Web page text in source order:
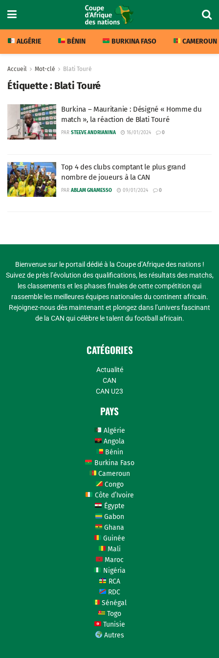
ALGÉRIE BÉNIN BURKINA FASO CAMEROUN
Accueil Mot-clé Blati Touré
Étiquette : Blati Touré
Burkina – Mauritanie : Désigné « Homme du
match », la réaction de Blati Touré
PAR STEEVE ANDRIANINA 16/01/2024 0
Top 4 des clubs comptant le plus grand
nombre de joueurs à la CAN
PAR ABLAM GNAMESSO 09/01/2024 0
Bienvenue sur le portail dédié à la Coupe d’Afrique des nations !
Suivez de près l’évolution des qualifications, les résultats des matchs,
les classements et les phases finales de cette compétition qui
rassemble les meilleures équipes nationales du continent africain.
Rejoignez-nous dès maintenant et plongez dans l’univers fascinant
de la CAN qui célèbre le talent du football africain.
CATÉGORIES
Actualité
CAN
CAN U23
PAYS
Algérie
Angola
Bénin
Burkina Faso
Cameroun
Congo
Côte d’Ivoire
Égypte
Gabon
Ghana
Guinée
Mali
Maroc
Nigéria
RCA
RDC
Sénégal
Togo
Tunisie
Autres